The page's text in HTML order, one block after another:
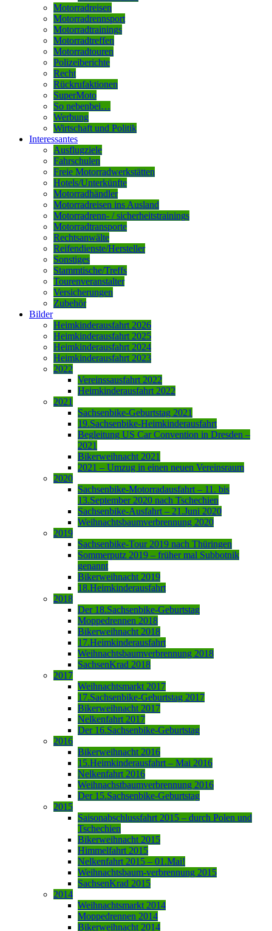
Motorradreisen
Motorradrennsport
Motorradtrainings
Motorradtreffen
Motorradtouren
Polizeiberichte
Recht
Rückrufaktionen
SuperMoto
So nebenbei…
Werbung
Wirtschaft und Politik
Interessantes
Ausflugziele
Fahrschulen
Freie Motorradwerkstätten
Hotels/Unterkünfte
Motorradhändler
Motorradreisen ins Ausland
Motorradrenn- / sicherheitstrainings
Motorradtransporte
Rechtsanwälte
Reifendienste/Hersteller
Sonstiges
Stammtische/Treffs
Tourenveranstalter
Versicherungen
Zubehör
Bilder
Heimkinderausfahrt 2026
Heimkinderausfahrt 2025
Heimkinderausfahrt 2024
Heimkinderausfahrt 2023
2022
Vereinssausfahrt 2022
Heimkinderausfahrt 2022
2021
Sachsenbike-Geburtstag 2021
19.Sachsenbike-Heimkinderausfahrt
Begleitung US Car Convention in Dresden –
2021
Bikerweihnacht 2021
2021 – Umzug in einen neuen Vereinsraum
2020
Sachsenbike-Motorradausfahrt – 11. bis
13.September 2020 nach Tschechien
Sachsenbike-Ausfahrt – 21.Juni 2020
Weihnachtsbaumverbrennung 2020
2019
Sachsenbike-Tour 2019 nach Thüringen
Sommerputz 2019 – früher mal Subbotnik
genannt
Bikerweihnacht 2019
18.Heimkinderausfahrt
2018
Der 18.Sachsenbike-Geburtstag
Moppedrennen 2018
Bikerweihnacht 2018
17.Heimkinderausfahrt
Weihnachtsbaumverbrennung 2018
SachsenKrad 2018
2017
Weihnachtsmarkt 2017
17.Sachsenbike-Geburtstag 2017
Bikerweihnacht 2017
Nelkenfahrt 2017
Der 16.Sachsenbike-Geburtstag
2016
Bikerweihnacht 2016
15.Heimkinderausfahrt – Mai 2016
Nelkenfahrt 2016
Weihnachstbaumverbrennung 2016
Der 15.Sachsenbike-Geburtstag
2015
Saisonabschlussfahrt 2015 – durch Polen und
Tschechien
Bikerweihnacht 2015
Himmelfahrt 2015
Nelkenfahrt 2015 – 01.Mai!
Weihnachtsbaum-verbrennung 2015
SachsenKrad 2015
2014
Weihnachtsmarkt 2014
Moppedrennen 2014
Bikerweihnacht 2014